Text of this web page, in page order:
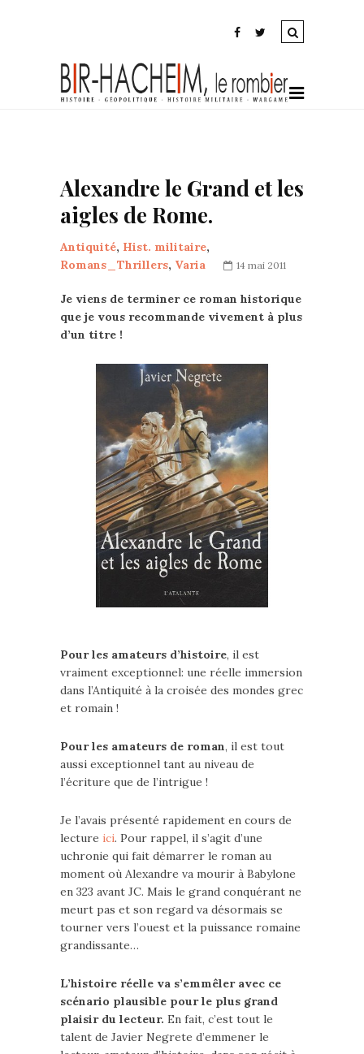
Alexandre le Grand et les
aigles de Rome.
Antiquité, Hist. militaire,
Romans_Thrillers, Varia 14 mai 2011
Je viens de terminer ce roman historique
que je vous recommande vivement à plus
d’un titre !
Pour les amateurs d’histoire, il est
vraiment exceptionnel: une réelle immersion
dans l’Antiquité à la croisée des mondes grec
et romain !
Pour les amateurs de roman, il est tout
aussi exceptionnel tant au niveau de
l’écriture que de l’intrigue !
Je l’avais présenté rapidement en cours de
lecture ici. Pour rappel, il s’agit d’une
uchronie qui fait démarrer le roman au
moment où Alexandre va mourir à Babylone
en 323 avant JC. Mais le grand conquérant ne
meurt pas et son regard va désormais se
tourner vers l’ouest et la puissance romaine
grandissante…
L’histoire réelle va s’emmêler avec ce
scénario plausible pour le plus grand
plaisir du lecteur. En fait, c’est tout le
talent de Javier Negrete d’emmener le